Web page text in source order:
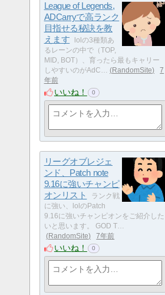
League of Legends,
ADCarryで高ランク
目指せる秘訣を教
えます
lolの3種類あ
るレーンの中で（TOP,
MID, BOT）、育ったら最もキャリー
しやすいのがAdC…
RandomSite
7
年前
いいね！ 0
リーグオブレジェ
ンド、Patch note
9.16に強いチャンピ
オンリスト
ランク戦
に強い、lolのPatch
9.16に強いチャンピオンをご紹介した
いと思います。 GOD T…
RandomSite
7年前
いいね！ 0